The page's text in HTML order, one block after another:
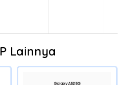
- -
Lainnya